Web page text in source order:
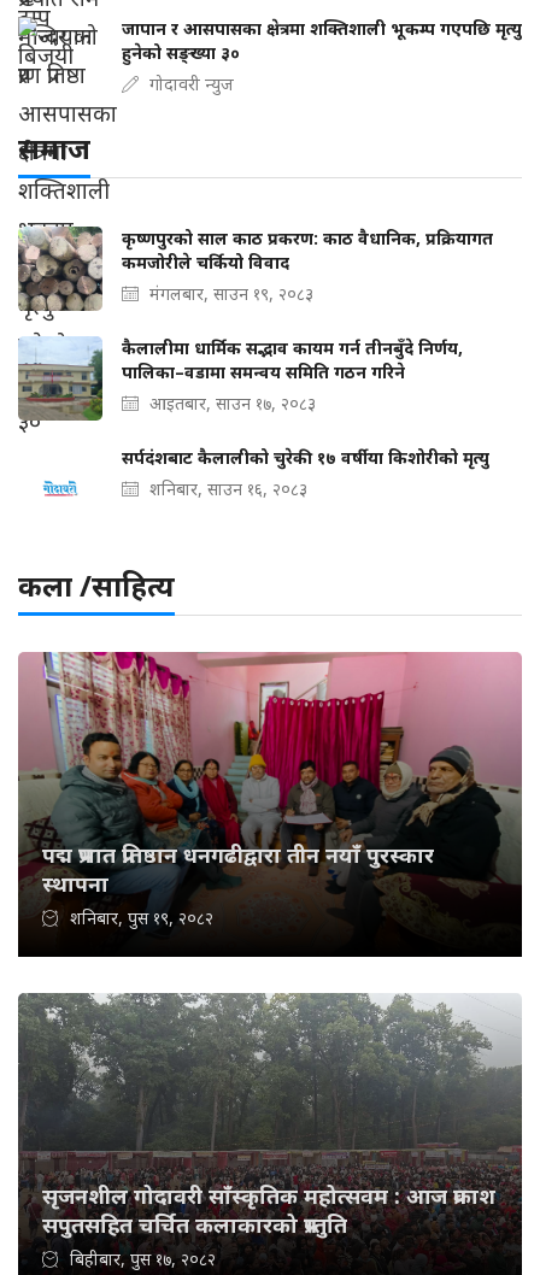
जापान र आसपासका क्षेत्रमा शक्तिशाली भूकम्प गएपछि मृत्यु
हुनेको सङ्ख्या ३०
गोदावरी न्युज
समाज
कृष्णपुरको साल काठ प्रकरण: काठ वैधानिक, प्रक्रियागत
कमजोरीले चर्कियो विवाद
मंगलबार, साउन १९, २०८३
कैलालीमा धार्मिक सद्भाव कायम गर्न तीनबुँदे निर्णय,
पालिका–वडामा समन्वय समिति गठन गरिने
आइतबार, साउन १७, २०८३
सर्पदंशबाट कैलालीको चुरेकी १७ वर्षीया किशोरीको मृत्यु
शनिबार, साउन १६, २०८३
कला /साहित्य
पद्म प्रभात प्रतिष्ठान धनगढीद्वारा तीन नयाँ पुरस्कार
स्थापना
शनिबार, पुस १९, २०८२
सृजनशील गोदावरी साँस्कृतिक महोत्सवम : आज प्रकाश
सपुतसहित चर्चित कलाकारको प्रस्तुति
बिहीबार, पुस १७, २०८२